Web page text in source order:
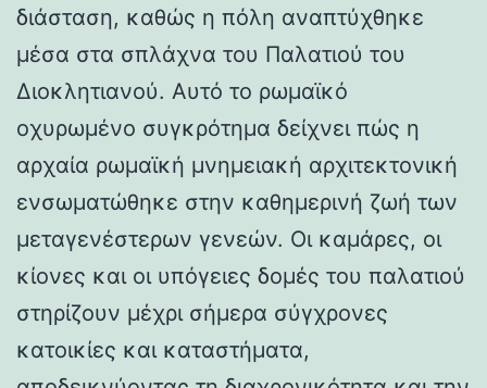
διάσταση, καθώς η πόλη αναπτύχθηκε
μέσα στα σπλάχνα του Παλατιού του
Διοκλητιανού. Αυτό το ρωμαϊκό
οχυρωμένο συγκρότημα δείχνει πώς η
αρχαία ρωμαϊκή μνημειακή αρχιτεκτονική
ενσωματώθηκε στην καθημερινή ζωή των
μεταγενέστερων γενεών. Οι καμάρες, οι
κίονες και οι υπόγειες δομές του παλατιού
στηρίζουν μέχρι σήμερα σύγχρονες
κατοικίες και καταστήματα,